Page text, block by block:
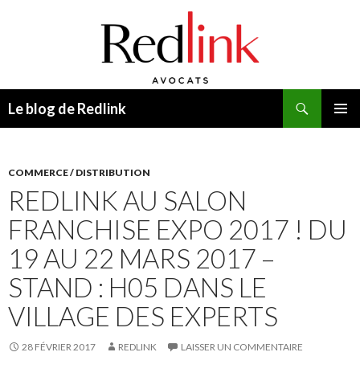
Le blog de Redlink
COMMERCE / DISTRIBUTION
REDLINK AU SALON
FRANCHISE EXPO 2017 ! DU
19 AU 22 MARS 2017 –
STAND : H05 DANS LE
VILLAGE DES EXPERTS
28 FÉVRIER 2017 REDLINK LAISSER UN COMMENTAIRE